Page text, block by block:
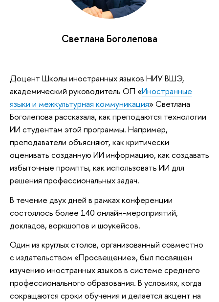
Светлана Боголепова
Доцент Школы иностранных языков НИУ ВШЭ,
академический руководитель ОП «Иностранные
языки и межкультурная коммуникация» Светлана
Боголепова рассказала, как преподаются технологии
ИИ студентам этой программы. Например,
преподаватели объясняют, как критически
оценивать созданную ИИ информацию, как создавать
избыточные промпты, как использовать ИИ для
решения профессиональных задач.
В течение двух дней в рамках конференции
состоялось более 140 онлайн-мероприятий,
докладов, воркшопов и шоукейсов.
Один из круглых столов, организованный совместно
с издательством «Просвещение», был посвящен
изучению иностранных языков в системе среднего
профессионального образования. В условиях, когда
сокращаются сроки обучения и делается акцент на